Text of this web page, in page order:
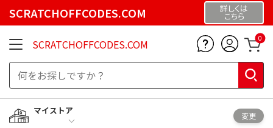
SCRATCHOFFCODES.COM 詳しくは
こちら
SCRATCHOFFCODES.COM 0
マイストア
変更